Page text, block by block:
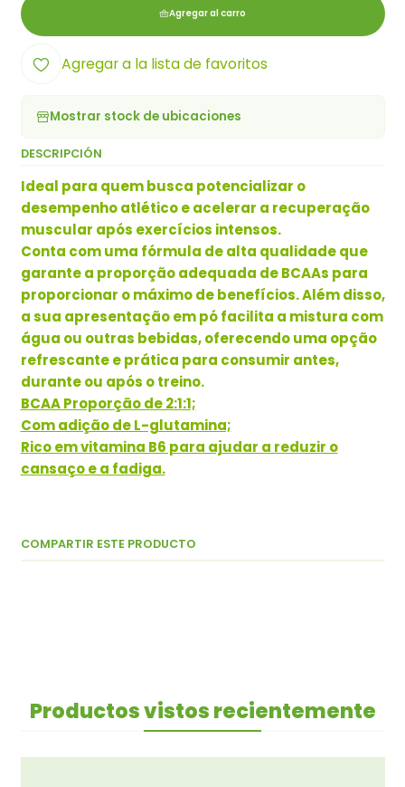
Agregar al carro
Agregar a la lista de favoritos
Mostrar stock de ubicaciones
DESCRIPCIÓN
Ideal para quem busca potencializar o
desempenho atlético e acelerar a recuperação
muscular após exercícios intensos.
Conta com uma fórmula de alta qualidade que
garante a proporção adequada de BCAAs para
proporcionar o máximo de benefícios. Além disso,
a sua apresentação em pó facilita a mistura com
água ou outras bebidas, oferecendo uma opção
refrescante e prática para consumir antes,
durante ou após o treino.
BCAA Proporção de 2:1:1;
Com adição de L-glutamina;
Rico em vitamina B6 para ajudar a reduzir o
cansaço e a fadiga.
COMPARTIR ESTE PRODUCTO
Productos vistos recientemente